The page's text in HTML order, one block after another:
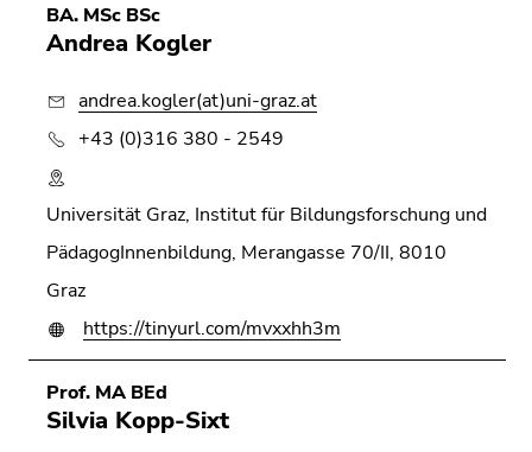
BA. MSc BSc
Andrea Kogler
andrea.kogler(at)uni-graz.at
+43 (0)316 380 - 2549
Universität Graz, Institut für Bildungsforschung und
PädagogInnenbildung, Merangasse 70/II, 8010
Graz
https://tinyurl.com/mvxxhh3m
Prof. MA BEd
Silvia Kopp-Sixt